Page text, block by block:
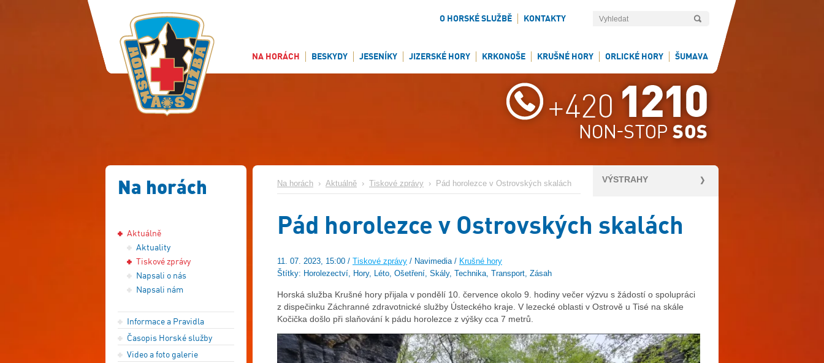
O HORSKÉ SLUŽBĚ KONTAKTY
NA HORÁCH BESKYDY JESENÍKY JIZERSKÉ HORY KRKONOŠE KRUŠNÉ HORY ORLICKÉ HORY ŠUMAVA
Na horách
Aktuálně
Aktuality
Tiskové zprávy
Napsali o nás
Napsali nám
Informace a Pravidla
Časopis Horské služby
Video a foto galerie
VÝSTRAHY
Na horách › Aktuálně › Tiskové zprávy › Pád horolezce v Ostrovských skalách
Pád horolezce v Ostrovských skalách
11. 07. 2023, 15:00 / Tiskové zprávy / Navimedia / Krušné hory
Štítky: Horolezectví, Hory, Léto, Ošetření, Skály, Technika, Transport, Zásah
Horská služba Krušné hory přijala v pondělí 10. července okolo 9. hodiny večer výzvu s žádostí o spolupráci
z dispečinku Záchranné zdravotnické služby Ústeckého kraje. V lezecké oblasti v Ostrově u Tisé na skále
Kočička došlo při slaňování k pádu horolezce z výšky cca 7 metrů.